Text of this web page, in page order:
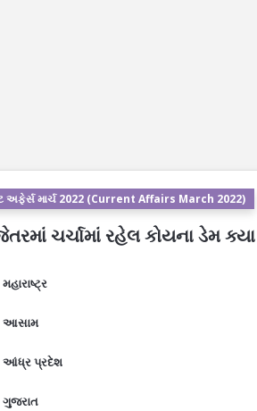
અફેર્સ માર્ચ 2022 (Current Affairs March 2022)
ચર્ચામાં રહેલ કોયના ડેમ
મહારાષ્ટ્ર
આસામ
આંધ્ર પ્રદેશ
ગુજરાત